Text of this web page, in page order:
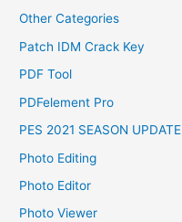
Other Categories
Patch IDM Crack Key
PDF Tool
PDFelement Pro
PES 2021 SEASON UPDATE
Photo Editing
Photo Editor
Photo Viewer